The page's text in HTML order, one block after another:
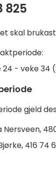
825
skal
24 - veke 34
gjeld
Nersveen,
416 74